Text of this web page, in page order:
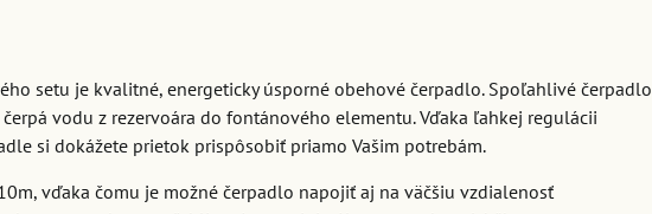
setu je kvalitné, energeticky úsporné obehové čerpadlo. Spoľahlivé čerpadlo
vodu z rezervoára do fontánového elementu. Vďaka ľahkej regulácii
si dokážete prietok prispôsobiť priamo Vašim potrebám.
vďaka čomu je možné čerpadlo napojiť aj na väčšiu vzdialenosť